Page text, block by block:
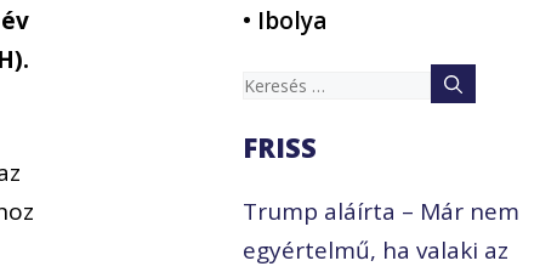
• Ibolya
Keresés:
FRISS
Trump aláírta – Már nem
egyértelmű, ha valaki az